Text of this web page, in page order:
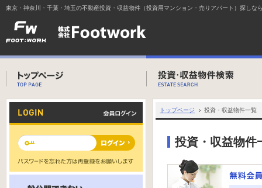
東京・神奈川・千葉・埼玉の不動産投資・収益物件（投資用マンション・売りアパート）探しな
トップページ 投資・収益物件一覧
投資・収益物件